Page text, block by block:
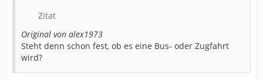
Zitat
Original von alex1973
Steht denn schon fest, ob es eine Bus- oder Zugfahrt
wird?